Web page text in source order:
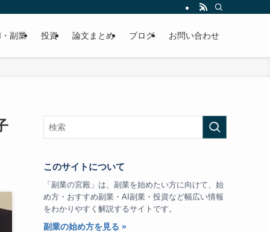
副業 投資 論文まとめ ブログ お問い合わせ
このサイトについて
「副業の宮殿」は、副業を始めたい方に向けて、始
め方・おすすめ副業・AI副業・投資など幅広い情報
をわかりやすく解説するサイトです。
副業の始め方を見る »